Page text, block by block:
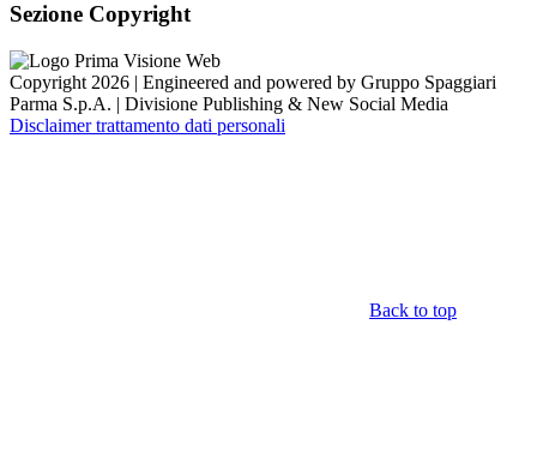
Sezione Copyright
Copyright 2026 | Engineered and powered by Gruppo Spaggiari
Parma S.p.A. | Divisione Publishing & New Social Media
Disclaimer trattamento dati personali
Back to top